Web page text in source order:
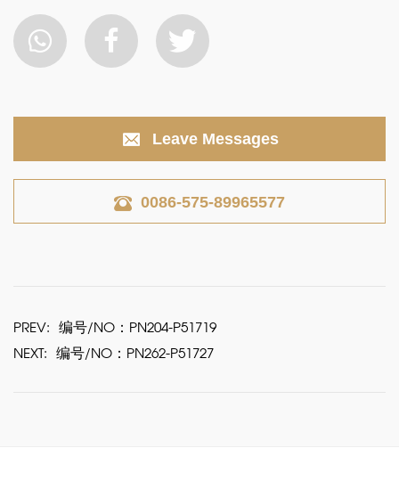
Leave Messages
0086-575-89965577
PREV: 编号/NO：PN204-P51719
NEXT: 编号/NO：PN262-P51727